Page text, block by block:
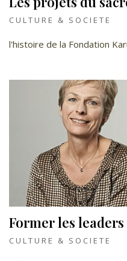
CULTURE & SOCIETE
l'histoire de la Fondation
Former les
CULTURE & SOCIETE